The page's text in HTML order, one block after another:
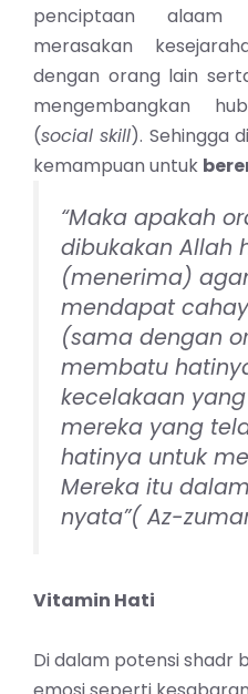
penciptaan alaam
merasakan
dengan orang lain
mengembangkan
(social skill). Sehingga
kemampuan untuk
“Maka apakah
dibukakan Allah
(menerima)
mendapat
(sama dengan
membatu
kecelakaan
mereka yang
hatinya untuk
Mereka itu
nyata”( Az-
Vitamin Hati
Di dalam potensi shadr